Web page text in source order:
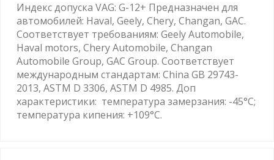
Индекс допуска VAG: G-12+ Предназначен для
автомобилей: Haval, Geely, Chery, Changan, GAC.
Соответствует требованиям: Geely Automobile,
Haval motors, Chery Automobile, Changan
Automobile Group, GAC Group. Соответствует
международным стандартам: Сhina GB 29743-
2013, ASTM D 3306, ASTM D 4985. Доп
характеристики: температура замерзания: -45°С;
температура кипения: +109°С.